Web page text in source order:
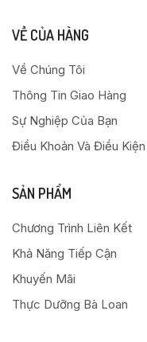
VỀ CỦA HÀNG
Về Chúng Tôi
Thông Tin Giao Hàng
Sự Nghiệp Của Bạn
Điều Khoản Và Điều Kiện
SẢN PHẨM
Chương Trình Liên Kết
Khả Năng Tiếp Cận
Khuyến Mãi
Thực Dưỡng Bà Loan